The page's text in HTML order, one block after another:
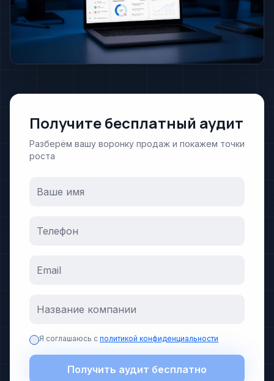
Получите бесплатный аудит
Разберём вашу воронку продаж и покажем точки
роста
Я соглашаюсь с политикой конфиденциальности
Получить аудит бесплатно